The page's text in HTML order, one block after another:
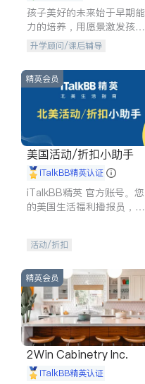
孩子美好的未来始于早期能
力的培养，用愿景激发孩子
的学习潜力和动力。理念：
拥有成长型心态是成功的基
石。
升学顾问/课后辅导
精英会员
美国活动/折扣小助手
iTalkBB精英认证
iTalkBB精英 官方账号。您
的美国生活福利播报员，精
专属福利。
活动/折扣
精英会员
2Win Cabinetry Inc.
iTalkBB精英认证